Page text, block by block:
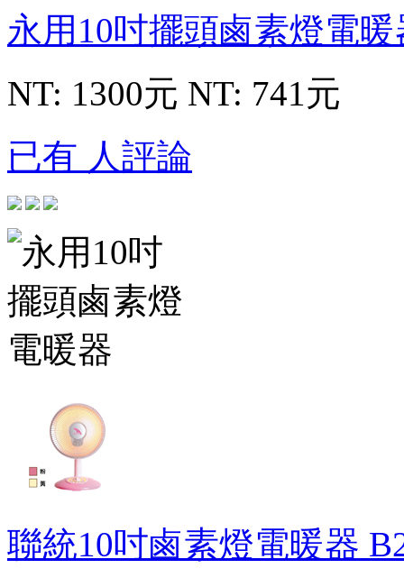
永用10吋擺頭鹵素燈電
NT: 1300元 NT: 741元
已有 人評論
聯統10吋鹵素燈電暖器